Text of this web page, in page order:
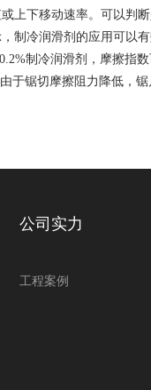
上下移动速率。可以判断
制冷润滑剂的应用可以
制冷润滑剂，摩擦指
于锯切摩擦阻力降低，
公司实力
工程案例